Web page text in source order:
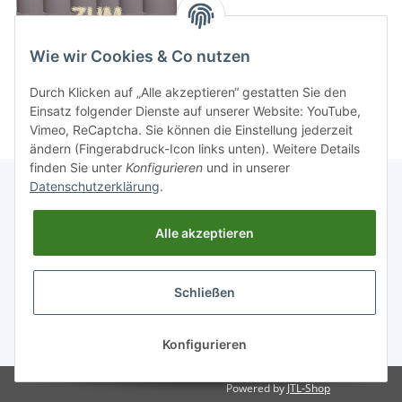
Gesetzliche Informationen
Powered by JTL-Shop
Wie wir Cookies & Co nutzen
Durch Klicken auf „Alle akzeptieren“ gestatten Sie den
Einsatz folgender Dienste auf unserer Website: YouTube,
Vimeo, ReCaptcha. Sie können die Einstellung jederzeit
ändern (Fingerabdruck-Icon links unten). Weitere Details
finden Sie unter Konfigurieren und in unserer
Datenschutzerklärung.
Alle akzeptieren
Schließen
Konfigurieren